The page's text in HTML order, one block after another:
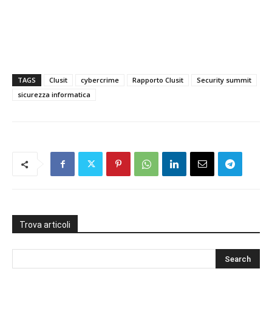
TAGS Clusit cybercrime Rapporto Clusit
Security summit
sicurezza informatica
Trova articoli